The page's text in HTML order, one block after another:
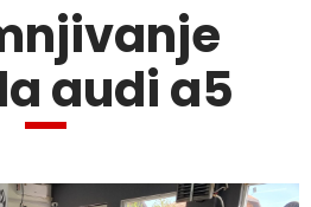
audi a5